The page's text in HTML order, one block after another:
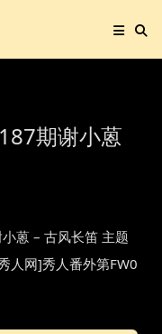
期谢小蒽
蒽 – 古风长笛 主题
人网]秀人番外第FW0